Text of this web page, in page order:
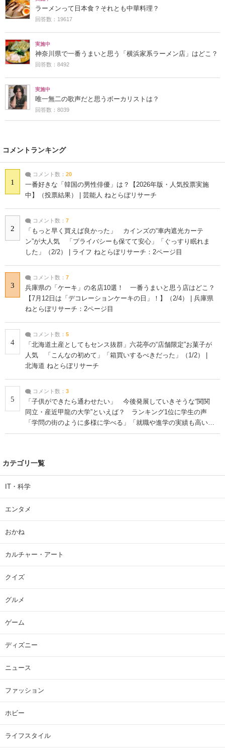
ラーメンって日本食？それとも中華料理？
回答数：19617
実施中
神奈川県で一番うまいと思う「横浜家系ラーメン店」はどこ？
回答数：8492
実施中
唯一無二の歌声だと思うボーカリストは？
回答数：8039
コメントランキング
1
コメント数： 20
一番好きな「韓国の男性俳優」は？【2026年版・人気投票実施
中】（投票結果） | 芸能人 ねとらぼリサーチ
2
コメント数： 7
「もっと早く買えば良かった」 カインズの“車内遮光カーテ
ン”が大人気 「プライバシーも保てて安心」「ぐっすり眠れま
した」（2/2） | ライフ ねとらぼリサーチ：2ページ目
3
コメント数： 7
兵庫県の「ケーキ」の名店10選！ 一番うまいと思う店はどこ？
【7月12日は「デコレーションケーキの日」！】（2/4） | 兵庫県
ねとらぼリサーチ：2ページ目
4
コメント数： 5
「北海道土産としてもセンス抜群」六花亭の“店舗限定”お菓子が
人気 「こんなの初めて」「箱買いするべきだった」（1/2） |
北海道 ねとらぼリサーチ
5
コメント数： 3
「子供ができたら通わせたい」 今後発展していきそうな“関関
同立・産近甲龍の大学”といえば？ ランキング1位に学生の声
「学問の街のように多様に学べる」「就職や進学の実績も高い」
| 大学 ねとらぼリサーチ
カテゴリ一覧
IT・科学
エンタメ
おかね
カルチャー・アート
クイズ
グルメ
ゲーム
ディズニー
ニュース
ファッション
ホビー
ライフスタイル